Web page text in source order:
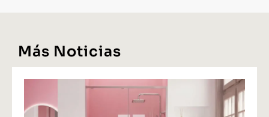
Más Noticias